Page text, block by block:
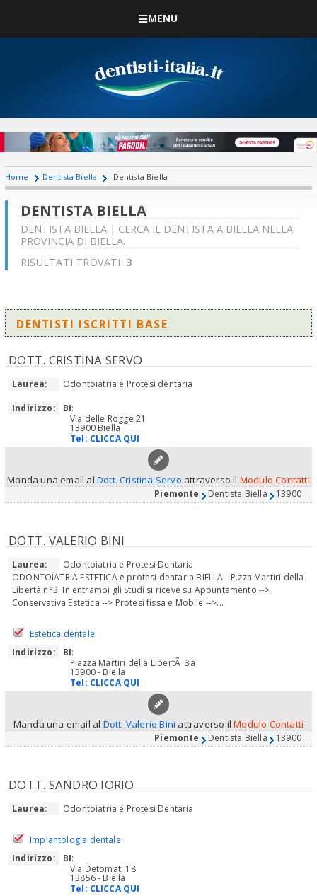
MENU
Home Dentista Biella Dentista Biella
DENTISTA BIELLA
DENTISTA BIELLA | CERCA IL DENTISTA A BIELLA NELLA
PROVINCIA DI BIELLA.
RISULTATI TROVATI: 3
DENTISTI ISCRITTI BASE
DOTT. CRISTINA SERVO
Laurea:
Odontoiatria e Protesi dentaria
Indirizzo:
BI:
Via delle Rogge 21
13900 Biella
Tel: CLICCA QUI
Manda una email al Dott. Cristina Servo attraverso il Modulo Contatti
Piemonte Dentista Biella 13900
DOTT. VALERIO BINI
Laurea:
Odontoiatria e Protesi Dentaria
ODONTOIATRIA ESTETICA e protesi dentaria BIELLA - P.zza Martiri della
Libertà n°3 In entrambi gli Studi si riceve su Appuntamento -->
Conservativa Estetica --> Protesi fissa e Mobile -->...
Estetica dentale
Indirizzo:
BI:
Piazza Martiri della LibertÃ 3a
13900 - Biella
Tel: CLICCA QUI
Manda una email al Dott. Valerio Bini attraverso ilModulo Contatti
Piemonte Dentista Biella 13900
DOTT. SANDRO IORIO
Laurea: Odontoiatria e Protesi Dentaria
Implantologia dentale
Indirizzo:
BI:
Via Detomati 18
13856 - Biella
Tel: CLICCA QUI